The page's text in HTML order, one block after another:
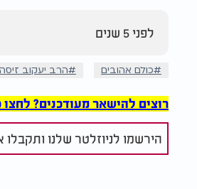
לפני 5 שנים
כולם אהובים הרב יעקוב
רוצים להישאר מעודכנים? לחצו
הירשמו לניוזלטר שלנו